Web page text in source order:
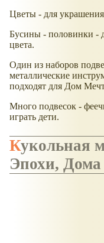
Цветы - для
Бусины - половинки -
цвета.
Один из наборов
металлические
подходят для Дом
Много подвесок -
играть дети.
Кукольная миниатюра для Дам
Эпохи,